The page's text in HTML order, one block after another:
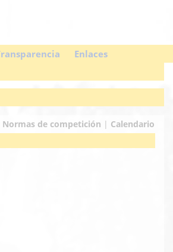
Enlaces
Normas de competición | Calendario